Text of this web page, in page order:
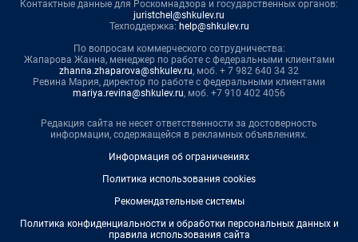
Контактные данные для Роскомнадзора и государственных органов:
juristchel@shkulev.ru
Техподдержка: help@shkulev.ru
По вопросам коммерческого сотрудничества:
Жапарова Жанна, менеджер по работе с федеральными клиентами
zhanna.zhaparova@shkulev.ru, моб. + 7 982 640 34 32
Ревина Мария, директор по работе с федеральными клиентами
mariya.revina@shkulev.ru, моб. +7 910 402 4056
Редакция сайта не несет ответственности за достоверность
информации, содержащейся в рекламных объявлениях.
Информация об ограничениях
Политика использования cookies
Рекомендательные системы
Политика конфиденциальности и обработки персональных данных и
правила использования сайта